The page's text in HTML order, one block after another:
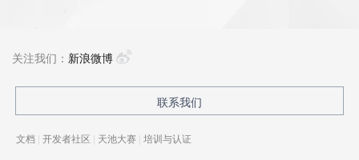
新注册
关注我们： 新浪微博
联系我们
文档 | 开发者社区 | 天池大赛 | 培训与认证